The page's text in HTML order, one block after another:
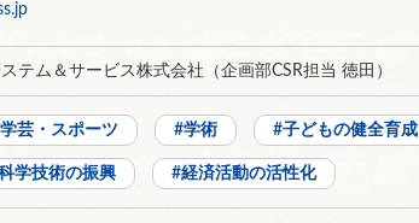
テム＆サービス株式会社（企画部CSR担当 徳田）
学芸・スポーツ 学術 子どもの健全育成
学技術の振興 経済活動の活性化